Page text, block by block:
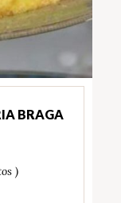
BRAGA
)